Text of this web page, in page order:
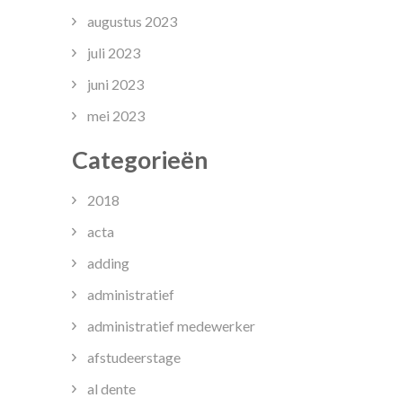
augustus 2023
juli 2023
juni 2023
mei 2023
Categorieën
2018
acta
adding
administratief
administratief medewerker
afstudeerstage
al dente